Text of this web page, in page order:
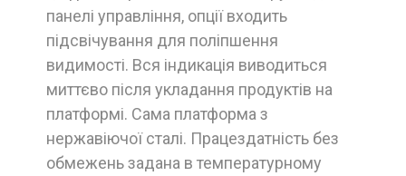
панелі управління, опції входить
підсвічування для поліпшення
видимості. Вся індикація виводиться
миттєво після укладання продуктів на
платформі. Сама платформа з
нержавіючої сталі. Працездатність без
обмежень задана в температурному